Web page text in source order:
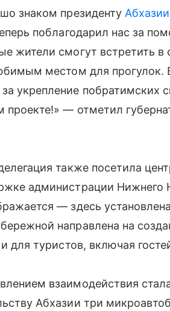
знаком президенту Абхазии
поблагодарил нас за
жители смогут встретить в
местом для прогулок.
укрепление побратимских
— отметил
также посетила
администрации Нижнего
— здесь
направлена на
для туристов, включая
взаимодействия
Абхазии три